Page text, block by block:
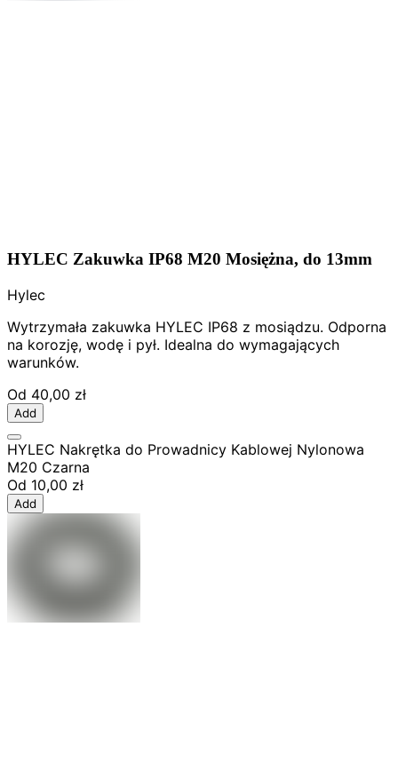
HYLEC Zakuwka IP68 M20 Mosiężna, do 13mm
Hylec
Wytrzymała zakuwka HYLEC IP68 z mosiądzu. Odporna
na korozję, wodę i pył. Idealna do wymagających
warunków.
Od 40,00 zł
Add
HYLEC Nakrętka do Prowadnicy Kablowej Nylonowa
M20 Czarna
Od 10,00 zł
Add